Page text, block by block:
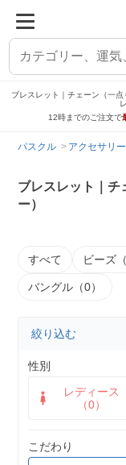
ブレスレット｜チェーン（一
12時までのご注文で
パスクル アクセサリー
ブレスレット｜チ
ー）
すべて ビーズ（
バングル（0）
絞り込む
性別
レディース
（0）
こだわり